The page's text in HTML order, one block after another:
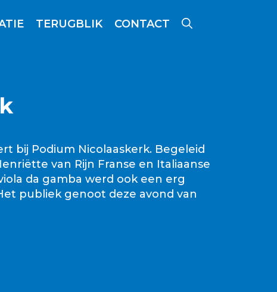
TERUGBLIK CONTACT
bij Podium Nicolaaskerk. Begeleid
van Rijn Franse en Italiaanse
da gamba werd ook een erg
publiek genoot deze avond van